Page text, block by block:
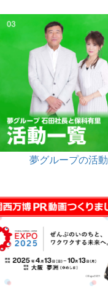
夢グループの活動